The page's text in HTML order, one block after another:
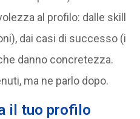
al profilo: dalle skill
dai casi di successo (i
danno concretezza.
ma ne parlo dopo.
il tuo profilo